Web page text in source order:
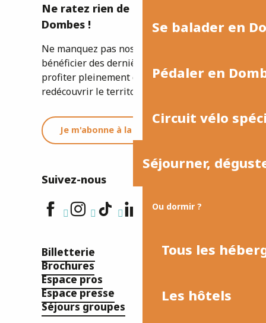
Se balader en
Pédaler en
Circuit vélo
Séjourner,
Ou dormir ?
Tous les
Les hôtels
Ne ratez rien de l'actualité de la
Dombes !
Ne manquez pas nos newsletters pour
bénéficier des dernières informations et
profiter pleinement de votre séjour ou
redécouvrir le territoire.
Je m'abonne à la newsletter
Suivez-nous
Billetterie
Brochures
Espace pros
Espace presse
Séjours groupes